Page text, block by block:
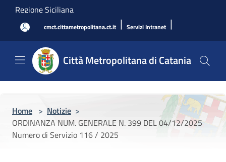
Salta al contenuto principale
Regione Siciliana
cmct.cittametropolitana.ct.it | Servizi Intranet |
Città Metropolitana di Catania
Home > Notizie >
ORDINANZA NUM. GENERALE N. 399 DEL 04/12/2025
Numero di Servizio 116 / 2025